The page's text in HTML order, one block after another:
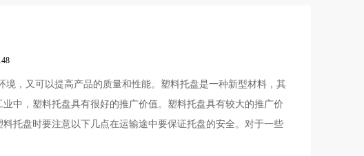
，又可以提高产品的质量和性能。塑料托盘是一种新型材料，其
中，塑料托盘具有很好的推广价值。塑料托盘具有较大的推广价
托盘时要注意以下几点在运输途中要保证托盘的安全。对于一些